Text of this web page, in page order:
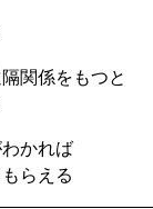
関係をもつと
かれば
らえる